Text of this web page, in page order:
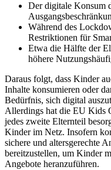
Der digitale Konsum
Während des
Restriktionen für
Etwa die Hälfte der
höhere
Daraus folgt, dass Kinder
Inhalte konsumieren oder
Bedürfnis, sich digital
Allerdings hat die EU Kids
jedes zweite Elternteil
Kinder im Netz. Insofern
sichere und altersgerechte
bereitzustellen, um Kinder
Angebote heranzuführen.